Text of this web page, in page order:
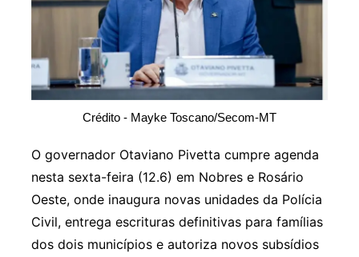
Crédito - Mayke Toscano/Secom-MT
O governador Otaviano Pivetta cumpre agenda
nesta sexta-feira (12.6) em Nobres e Rosário
Oeste, onde inaugura novas unidades da Polícia
Civil, entrega escrituras definitivas para famílias
dos dois municípios e autoriza novos subsídios